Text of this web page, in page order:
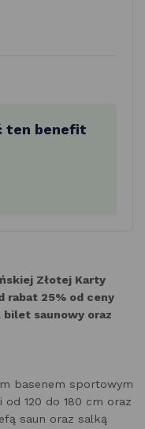
ten benefit
Złotej Karty
rabat 25% od ceny
saunowy oraz
basenem sportowym
od 120 do 180 cm oraz
saun oraz salką